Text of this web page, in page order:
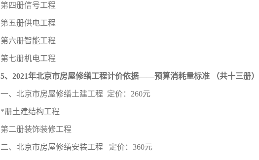
第四册信号工程
第五册供电工程
第六册智能工程
第七册机电工程
5、2021年北京市房屋修缮工程计价依据——预算消耗量标准 （共十三册
一、北京市房屋修缮土建工程 定价：260元
*册土建结构工程
第二册装饰装修工程
二、北京市房屋修缮安装工程 定价：360元